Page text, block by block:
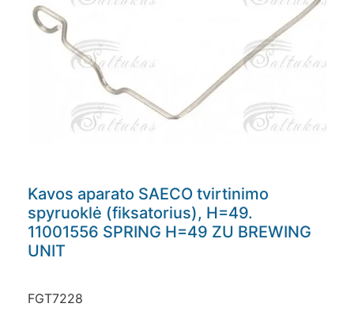
Kavos aparato SAECO tvirtinimo
spyruoklė (fiksatorius), H=49.
11001556 SPRING H=49 ZU BREWING
UNIT
FGT7228